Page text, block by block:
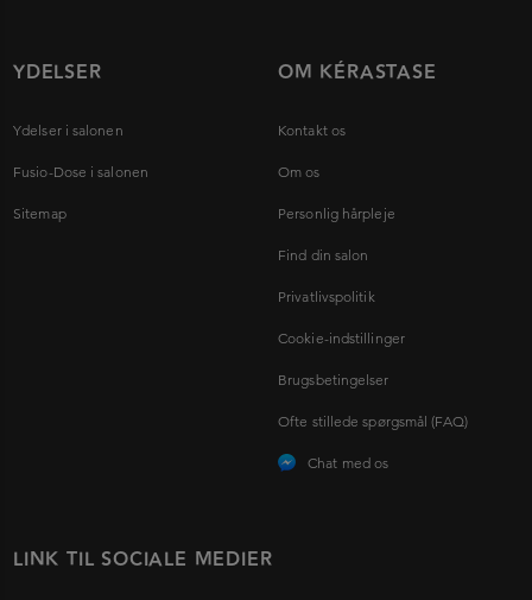
YDELSER
Ydelser i salonen
Fusio-Dose i salonen
Sitemap
OM KÉRASTASE
Kontakt os
Om os
Personlig hårpleje
Find din salon
Privatlivspolitik
Cookie-indstillinger
Brugsbetingelser
Ofte stillede spørgsmål (FAQ)
Chat med os
LINK TIL SOCIALE MEDIER